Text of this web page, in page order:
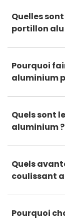
Quelles
portillon alu
Pourquoi
aluminium
Quels sont
aluminium ?
Quels
coulissant
Pourquoi